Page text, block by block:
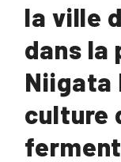
la ville
dans la
Niigata
culture